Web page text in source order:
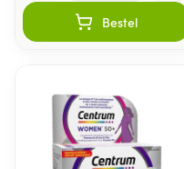
Bestel